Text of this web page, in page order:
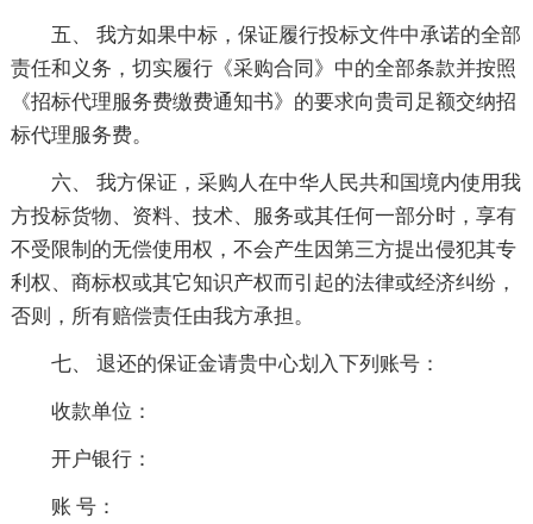
五、 我方如果中标，保证履行投标文件中承诺的全部
责任和义务，切实履行《采购合同》中的全部条款并按照
《招标代理服务费缴费通知书》的要求向贵司足额交纳招
标代理服务费。
六、 我方保证，采购人在中华人民共和国境内使用我
方投标货物、资料、技术、服务或其任何一部分时，享有
不受限制的无偿使用权，不会产生因第三方提出侵犯其专
利权、商标权或其它知识产权而引起的法律或经济纠纷，
否则，所有赔偿责任由我方承担。
七、 退还的保证金请贵中心划入下列账号：
收款单位：
开户银行：
账 号：